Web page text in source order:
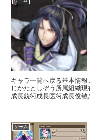
キャラ一覧へ戻る基本情
じかたとしぞう所属組織
成長銃術成長医術成長俊敏
ゲーム